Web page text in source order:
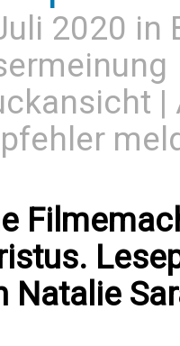
2020 in
|
Natalie